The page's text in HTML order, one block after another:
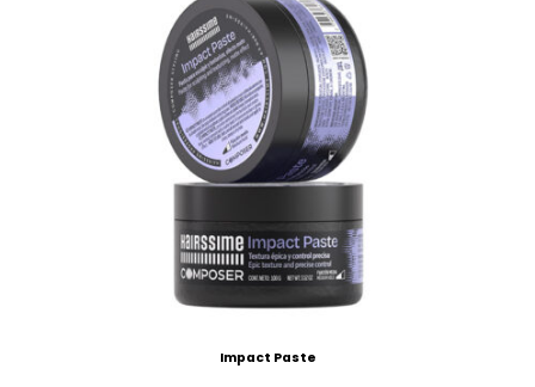
Impact Paste